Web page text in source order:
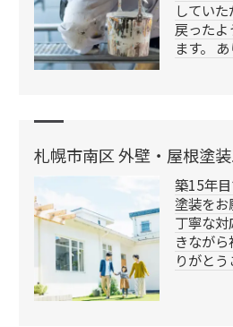
してい
戻ったよ
ます。
札幌市南区 外壁・屋根塗
築15年
塗装をお
丁寧な
きなが
りがと